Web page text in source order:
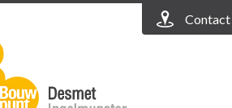
Contact